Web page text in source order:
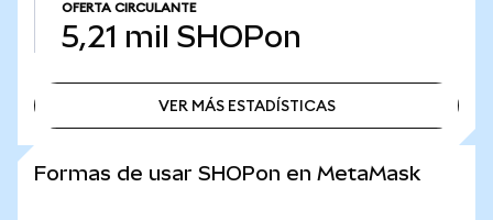
OFERTA CIRCULANTE
5,21 mil SHOPon
VER MÁS ESTADÍSTICAS
Formas de usar SHOPon en MetaMask